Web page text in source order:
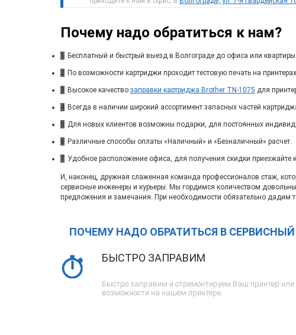
Почему надо обратиться к нам?
1 Бесплатный и быстрый выезд в Волгограде до офиса или квартиры.
2 По возможности картриджи проходит тестовую печать на
3 Высокое качество заправки картриджа Brother TN-1075 для
4 Всегда в наличии широкий ассортимент запасных частей
5 Для новых клиентов возможны подарки, для постоянных
6 Различные способы оплаты «Наличный» и «Безналичный» расчет.
7 Удобное расположение офиса, для получения скидки приезжайте
И, наконец, дружная слаженная команда профессионалов стаж,
сервисные инженеры и курьеры. Мы гордимся количеством
предложения и замечания. При необходимости обязательно дадим
ПОЧЕМУ НАДО ОБРАТИТЬСЯ В
БЫСТРО ЗАПРАВИМ
Быстро заправим и отремонтируем Ваш принтер
возможности на нашем принтере.